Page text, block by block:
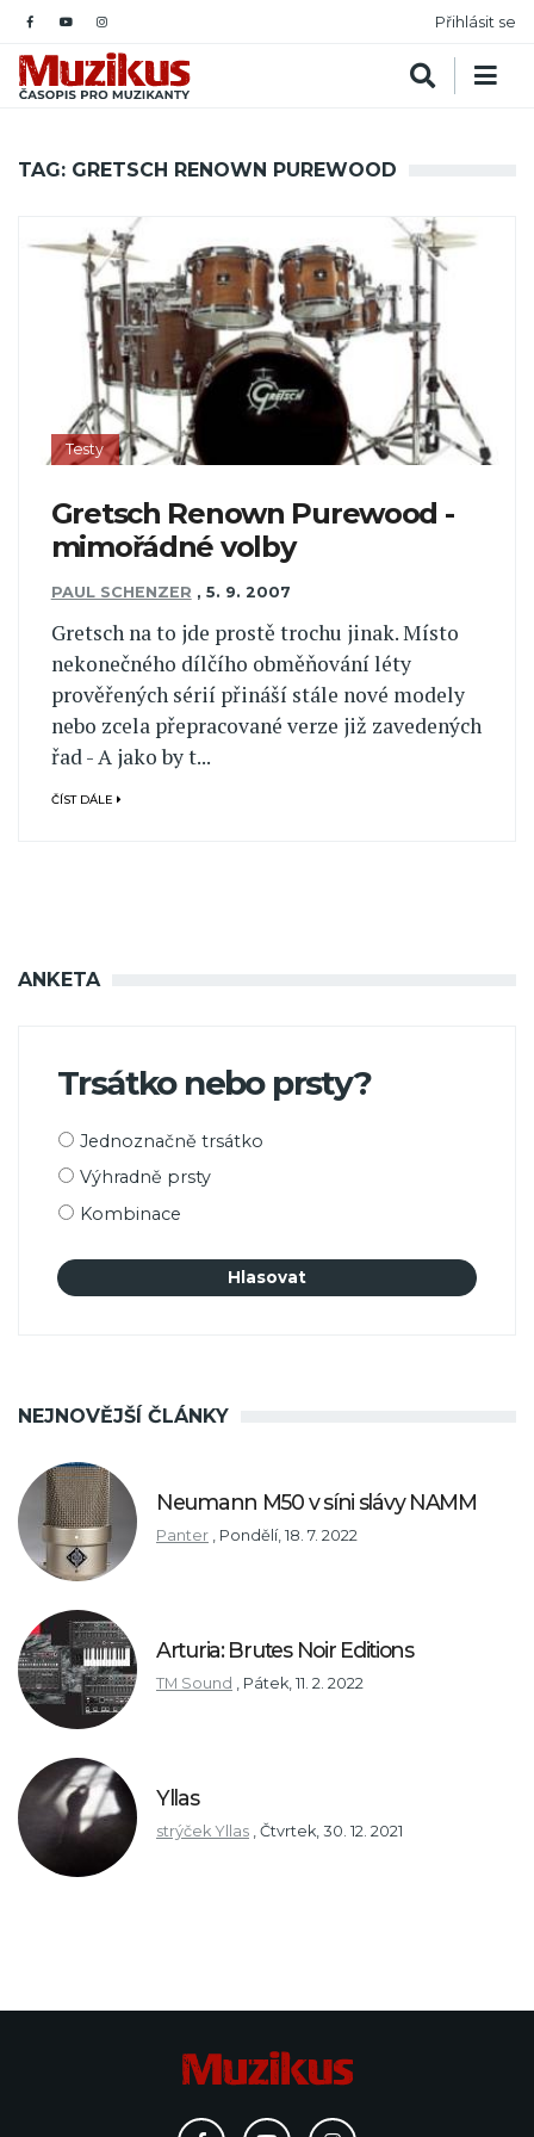
Přihlásit se
TAG: GRETSCH RENOWN PUREWOOD
Testy
Gretsch Renown Purewood -
mimořádné volby
PAUL SCHENZER , 5. 9. 2007
Gretsch na to jde prostě trochu jinak. Místo
nekonečného dílčího obměňování léty
prověřených sérií přináší stále nové modely
nebo zcela přepracované verze již zavedených
řad - A jako by t...
ČÍST DÁLE
ANKETA
Trsátko nebo prsty?
Možnosti
Jednoznačně trsátko
Výhradně prsty
Kombinace
NEJNOVĚJŠÍ ČLÁNKY
Neumann M50 v síni slávy NAMM
Panter Pondělí, 18. 7. 2022
Arturia: Brutes Noir Editions
TM Sound Pátek, 11. 2. 2022
Yllas
strýček Yllas Čtvrtek, 30. 12. 2021